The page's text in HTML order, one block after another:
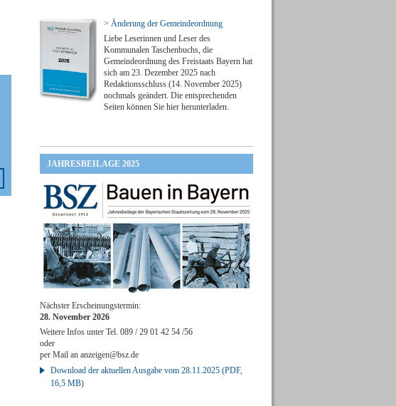
> Änderung der Gemeindeordnung
Liebe Leserinnen und Leser des
Kommunalen Taschenbuchs, die
Gemeindeordnung des Freistaats Bayern hat
sich am 23. Dezember 2025 nach
Redaktionsschluss (14. November 2025)
nochmals geändert. Die entsprechenden
Seiten können Sie hier herunterladen.
JAHRESBEILAGE 2025
Nächster Erscheinungstermin:
28. November 2026
Weitere Infos unter Tel. 089 / 29 01 42 54 /56
oder
per Mail an anzeigen@bsz.de
Download der aktuellen Ausgabe vom 28.11.2025 (PDF,
16,5 MB)